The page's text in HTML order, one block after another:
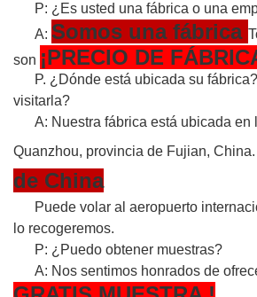
P: ¿Es usted una fábrica o una
A: Somos una fábrica
son ¡PRECIO DE
P. ¿Dónde está ubicada su
visitarla?
A: Nuestra fábrica está ubicada en
Quanzhou, provincia de Fujian, China.
de China
Puede volar al aeropuerto
lo recogeremos.
P: ¿Puedo obtener muestras?
A: Nos sentimos honrados de